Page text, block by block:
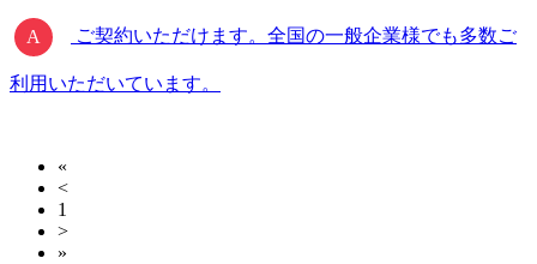
ご契約いただけます。全国の一般企業様でも多数ご
利用いただいています。
«
<
1
>
»